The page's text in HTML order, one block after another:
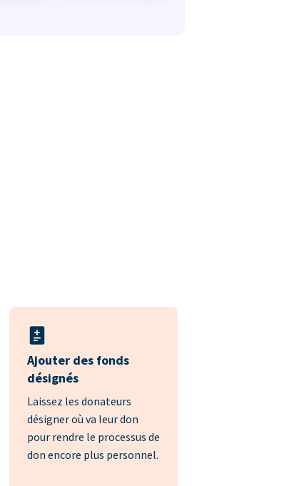
Ajouter des fonds
désignés
Laissez les donateurs
désigner où va leur don
pour rendre le processus de
don encore plus personnel.